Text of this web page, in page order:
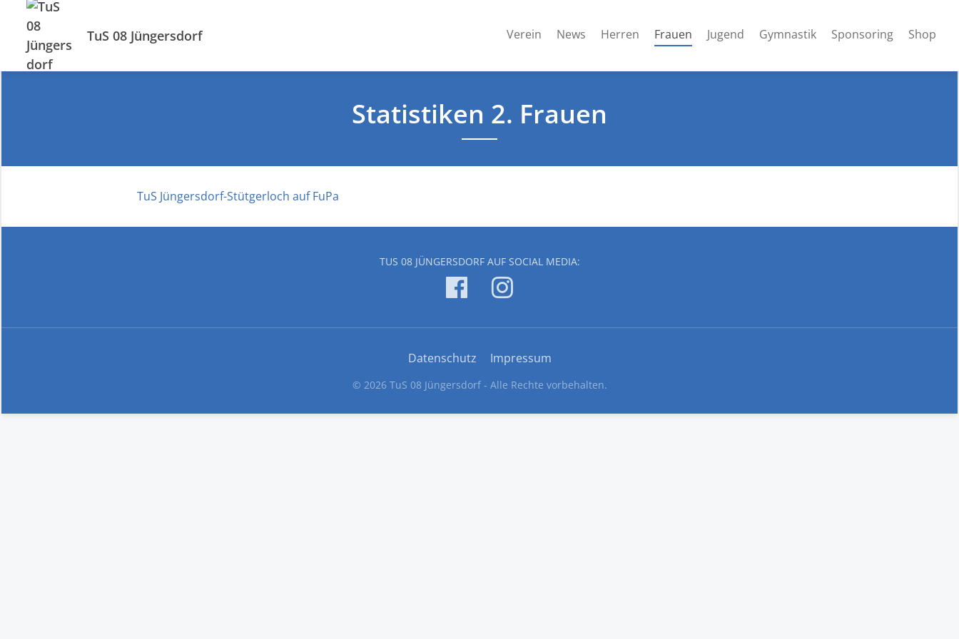
TuS 08 Jüngersdorf Verein News Herren Frauen(current)
Jugend Gymnastik Sponsoring Shop
Statistiken 2. Frauen
TuS Jüngersdorf-Stütgerloch auf FuPa
TUS 08 JÜNGERSDORF AUF SOCIAL MEDIA:
Datenschutz Impressum
© 2026 TuS 08 Jüngersdorf - Alle Rechte vorbehalten.